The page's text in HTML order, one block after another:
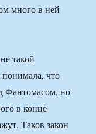
много в ней
такой
что
Фантомасом, но
в конце
Таков закон